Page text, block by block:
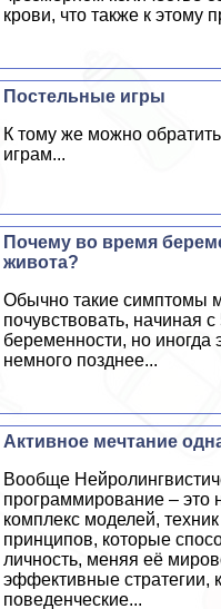
крови, что также к этому
Пocтeльные игры
К тому же можно
играм...
Почему во время
живота?
Обычно такие симптомы
почувствовать, начиная
беременности, но иногда
немного позднее...
Активное мечтание
Вообще
программирование – это
комплекс моделей,
принципов, которые
личность, меняя её
эффективные стратегии,
поведенческие...